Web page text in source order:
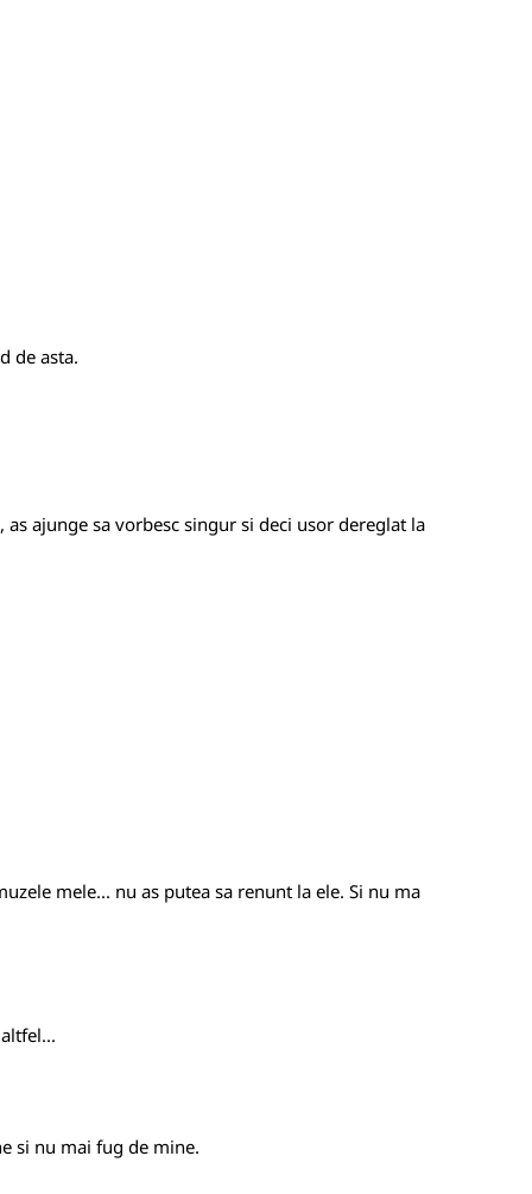
de asta.
ajunge sa vorbesc singur si deci usor dereglat la
mele... nu as putea sa renunt la ele. Si nu ma
si nu mai fug de mine.